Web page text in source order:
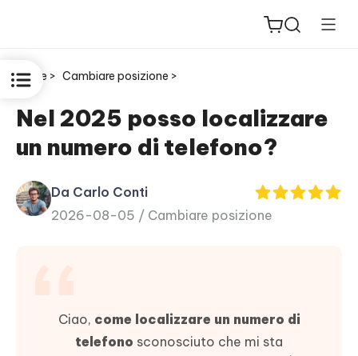
for iOS
iAnyGo
Home > Cambiare posizione >
Nel 2025 posso localizzare
un numero di telefono?
Da Carlo Conti
2026-08-05 / Cambiare posizione
Ciao, come localizzare un numero di
telefono sconosciuto che mi sta